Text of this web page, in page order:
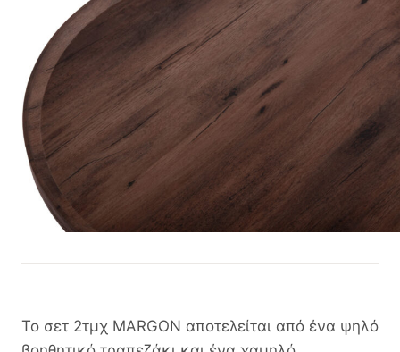
Το σετ 2τμχ MARGON αποτελείται από ένα ψηλό